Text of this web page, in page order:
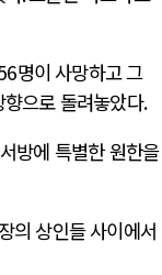
명이 사망하고 그
으로 돌려놓았다.
방에 특별한 원한을
의 상인들 사이에서